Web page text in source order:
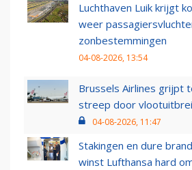
Luchthaven Luik krijgt
weer
zonbestemmingen
04-08-2026, 13:54
Brussels Airlines grijpt
streep door
04-08-2026, 11:47
Stakingen en dure
winst Lufthansa hard